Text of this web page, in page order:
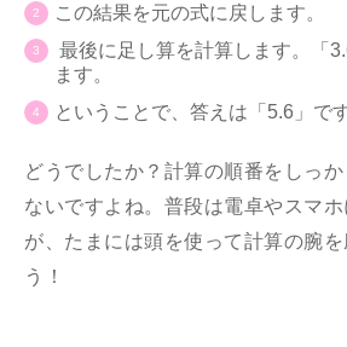
この結果を元の式に戻します。
最後に足し算を計算します。「
ます。
ということで、答えは「5.6」で
どうでしたか？計算の順番をしっか
ないですよね。普段は電卓やスマ
が、たまには頭を使って計算の腕を
う！